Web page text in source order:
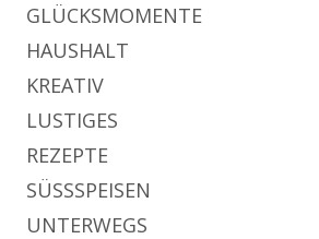
GLÜCKSMOMENTE
HAUSHALT
KREATIV
LUSTIGES
REZEPTE
SÜSSSPEISEN
UNTERWEGS